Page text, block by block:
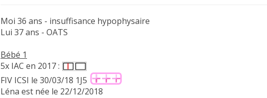
o
n
u
Moi 36 ans - insuffisance hypophysaire
Lui 37 ans - OATS
Bébé 1
5x IAC en 2017 :
FIV ICSI le 30/03/18 1J5
Léna est née le 22/12/2018